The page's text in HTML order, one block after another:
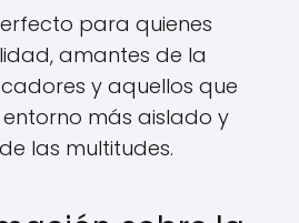
para quienes
amantes de la
y aquellos que
más aislado y
las multitudes.